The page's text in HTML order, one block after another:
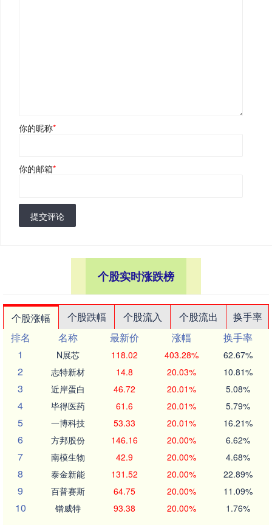
你的昵称*
你的邮箱*
提交评论
个股实时涨跌榜
个股涨幅 个股跌幅 个股流入 个股流出
换手率
排名
名称 最新价 涨幅
换手率
1
N展芯 118.02 403.28% 62.67%
2 志特新材 14.8 20.03% 10.81%
3 近岸蛋白 46.72 20.01% 5.08%
4 毕得医药 61.6 20.01% 5.79%
5 一博科技 53.33 20.01% 16.21%
6 方邦股份 146.16 20.00% 6.62%
7 南模生物 42.9 20.00% 4.68%
8 泰金新能 131.52 20.00% 22.89%
9 百普赛斯 64.75 20.00% 11.09%
10 锴威特 93.38 20.00% 1.76%